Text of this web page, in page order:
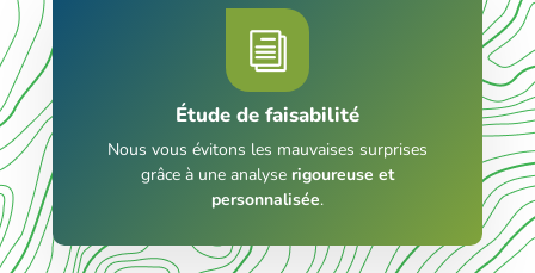
Étude de faisabilité
Nous vous évitons les mauvaises surprises
grâce à une analyse rigoureuse et
personnalisée.